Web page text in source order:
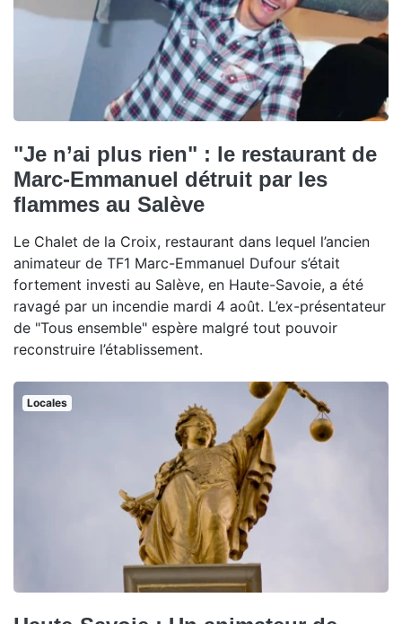
"Je n’ai plus rien" : le restaurant de
Marc-Emmanuel détruit par les
flammes au Salève
Le Chalet de la Croix, restaurant dans lequel l’ancien
animateur de TF1 Marc-Emmanuel Dufour s’était
fortement investi au Salève, en Haute-Savoie, a été
ravagé par un incendie mardi 4 août. L’ex-présentateur
de "Tous ensemble" espère malgré tout pouvoir
reconstruire l’établissement.
Locales